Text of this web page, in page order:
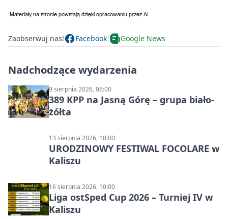
Zaobserwuj nas! Facebook Google News
Nadchodzące wydarzenia
9 sierpnia 2026, 06:00
389 KPP na Jasną Górę – grupa biało-
żółta
13 sierpnia 2026, 18:00
URODZINOWY FESTIWAL FOCOLARE w
Kaliszu
16 sierpnia 2026, 10:00
Liga ostSped Cup 2026 – Turniej IV w
Kaliszu